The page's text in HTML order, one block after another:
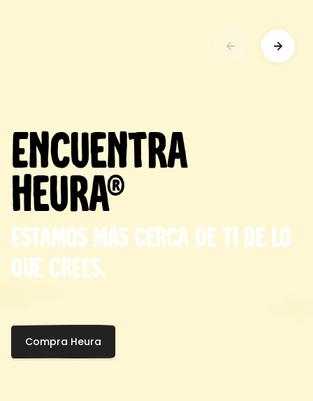
Encuentra
Heura®
Estamos más cerca de ti de lo
que crees.
Compra Heura